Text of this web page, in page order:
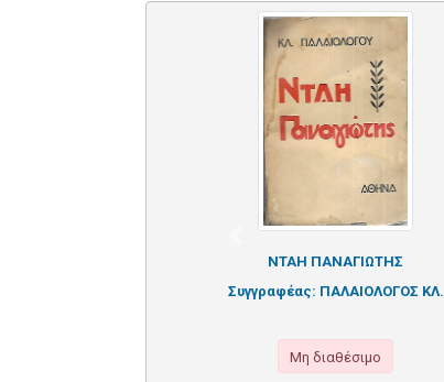
ΝΤΑΗ ΠΑΝΑΓΙΩΤΗΣ
Συγγραφέας: ΠΑΛΑΙΟΛΟΓΟΣ ΚΛ.
Μη διαθέσιμο